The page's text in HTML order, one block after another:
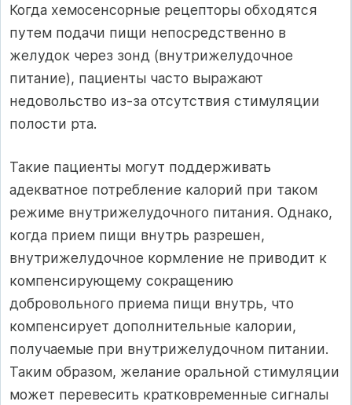
Когда хемосенсорные рецепторы обходятся
путем подачи пищи непосредственно в
желудок через зонд (внутрижелудочное
питание), пациенты часто выражают
недовольство из-за отсутствия стимуляции
полости рта.
Такие пациенты могут поддерживать
адекватное потребление калорий при таком
режиме внутрижелудочного питания. Однако,
когда прием пищи внутрь разрешен,
внутрижелудочное кормление не приводит к
компенсирующему сокращению
добровольного приема пищи внутрь, что
компенсирует дополнительные калории,
получаемые при внутрижелудочном питании.
Таким образом, желание оральной стимуляции
может перевесить кратковременные сигналы